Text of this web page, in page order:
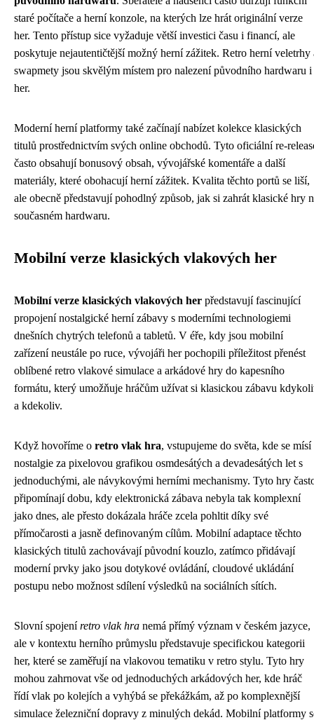
staré počítače a herní konzole, na kterých lze hrát originální verze
her. Tento přístup sice vyžaduje větší investici času i financí, ale
poskytuje nejautentičtější možný herní zážitek. Retro herní veletrhy
swapmety jsou skvělým místem pro nalezení původního hardwaru i
her.
Moderní herní platformy také začínají nabízet kolekce klasických
titulů prostřednictvím svých online obchodů. Tyto oficiální re-
často obsahují bonusový obsah, vývojářské komentáře a další
materiály, které obohacují herní zážitek. Kvalita těchto portů se liší,
ale obecně představují pohodlný způsob, jak si zahrát klasické hry
současném hardwaru.
Mobilní verze klasických vlakových her
Mobilní verze klasických vlakových her představují fascinující
propojení nostalgické herní zábavy s moderními technologiemi
dnešních chytrých telefonů a tabletů. V éře, kdy jsou mobilní
zařízení neustále po ruce, vývojáři her pochopili příležitost přenést
oblíbené retro vlakové simulace a arkádové hry do kapesního
formátu, který umožňuje hráčům užívat si klasickou zábavu
a kdekoliv.
Když hovoříme o retro vlak hra, vstupujeme do světa, kde se mísí
nostalgie za pixelovou grafikou osmdesátých a devadesátých let s
jednoduchými, ale návykovými herními mechanismy. Tyto hry
připomínají dobu, kdy elektronická zábava nebyla tak komplexní
jako dnes, ale přesto dokázala hráče zcela pohltit díky své
přímočarosti a jasně definovaným cílům. Mobilní adaptace těchto
klasických titulů zachovávají původní kouzlo, zatímco přidávají
moderní prvky jako jsou dotykové ovládání, cloudové ukládání
postupu nebo možnost sdílení výsledků na sociálních sítích.
Slovní spojeníretro vlak hra nemá přímý význam v českém jazyce,
ale v kontextu herního průmyslu představuje specifickou kategorii
her, které se zaměřují na vlakovou tematiku v retro stylu. Tyto hry
mohou zahrnovat vše od jednoduchých arkádových her, kde hráč
řídí vlak po kolejích a vyhýbá se překážkám, až po komplexnější
simulace železniční dopravy z minulých dekád. Mobilní platformy